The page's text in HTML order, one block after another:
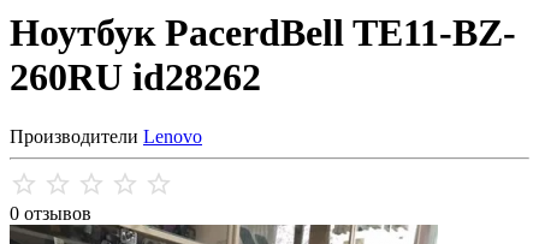
Ноутбук PacerdBell TE11-BZ-
260RU id28262
Производители Lenovo
0 отзывов